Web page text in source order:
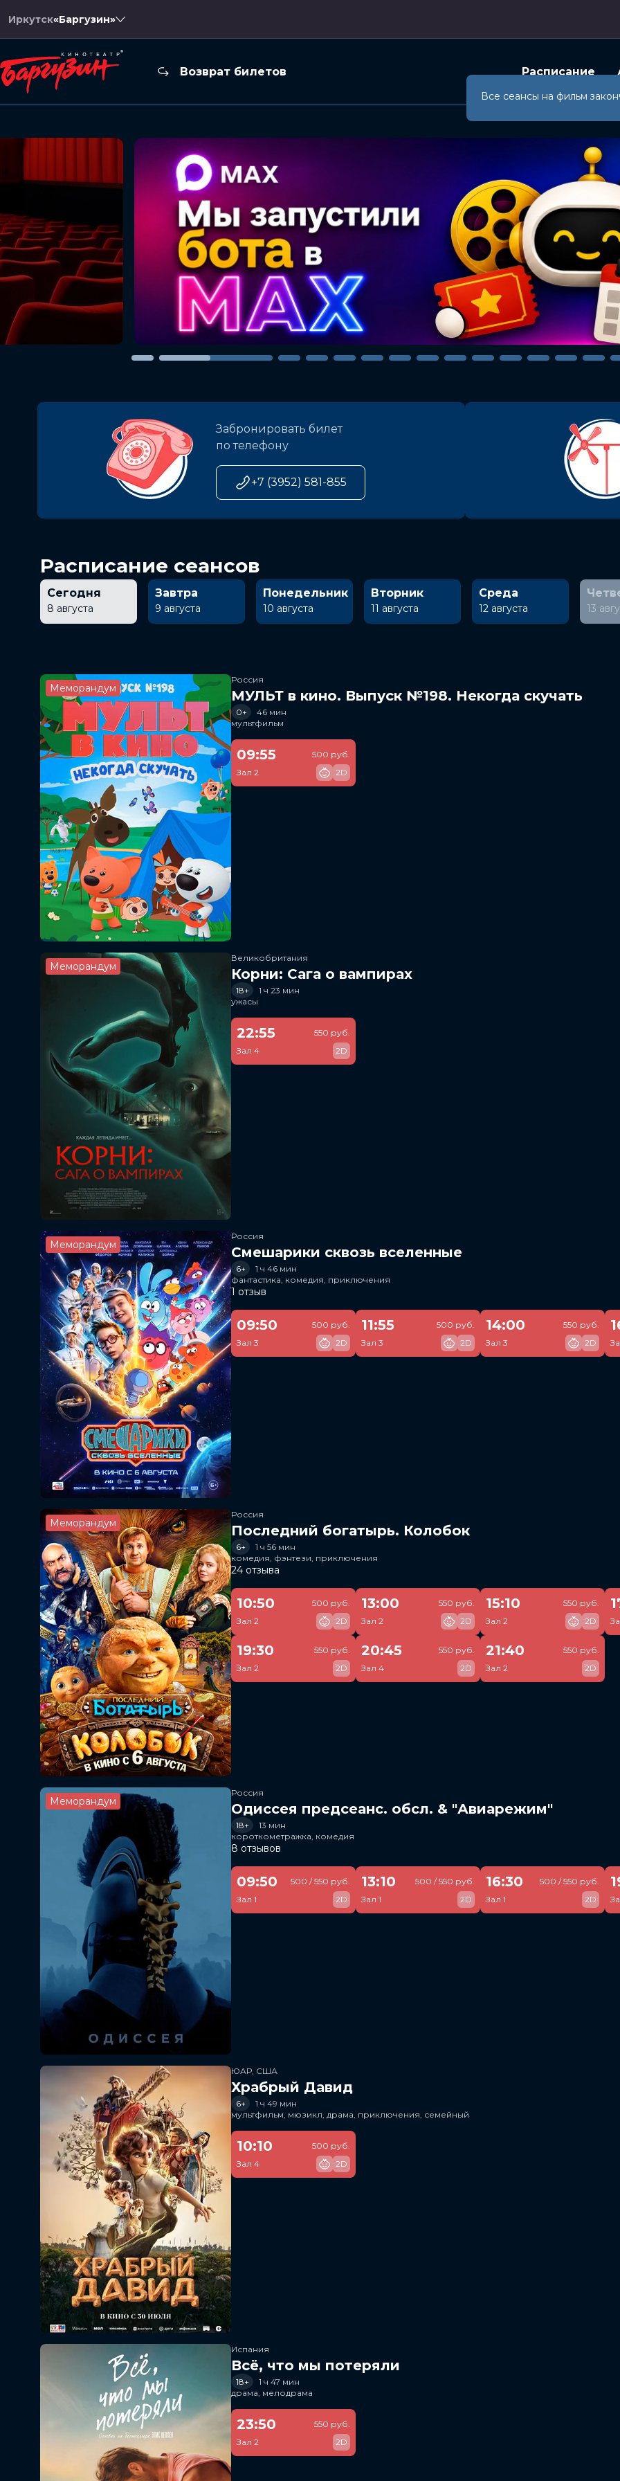
Иркутск«Баргузин»
Возврат билетов Расписание
Забронировать билет
по телефону
+7 (3952) 581-855
Расписание сеансов
Сегодня
8 августа
Завтра
9 августа
Понедельник
10 августа
Вторник
11 августа
Среда
12 августа 13
Меморандум
Россия
МУЛЬТ в кино. Выпуск №198. Некогда скучать
0+
46 мин
мультфильм
09:55
Зал 2
500 руб.
2D
Меморандум
Великобритания
Корни: Сага о вампирах
18+
1 ч 23 мин
ужасы
22:55
Зал 4
550 руб.
2D
Меморандум
Россия
Смешарики сквозь вселенные
6+
1 ч 46 мин
фантастика, комедия, приключения
1 отзыв
09:50
Зал 3
500 руб.
2D
11:55
Зал 3
500 руб.
2D
14:00
Зал 3
550 руб.
2D
Меморандум
Россия
Последний богатырь. Колобок
6+
1 ч 56 мин
комедия, фэнтези, приключения
24 отзыва
10:50
Зал 2
500 руб.
2D
13:00
Зал 2
550 руб.
2D
15:10
Зал 2
550 руб.
2D
19:30
Зал 2
550 руб.
2D
20:45
Зал 4
550 руб.
2D
21:40
Зал 2
550 руб.
2D
Меморандум
Россия
Одиссея предсеанс. обсл. & "Авиарежим"
18+
13 мин
короткометражка, комедия
8 отзывов
09:50
Зал 1
500 / 550 руб.
2D
13:10
Зал 1
500 / 550 руб.
2D
16:30
Зал 1
500 / 550 руб.
2D
ЮАР, США
Храбрый Давид
6+
1 ч 49 мин
мультфильм, мюзикл, драма, приключения, семейный
10:10
Зал 4
500 руб.
2D
Испания
Всё, что мы потеряли
18+
1 ч 47 мин
драма, мелодрама
23:50
Зал 2
550 руб.
2D
Все сеансы на фильм